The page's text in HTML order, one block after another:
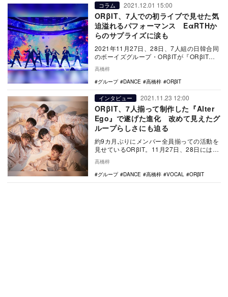
コラム 2021.12.01 15:00
ORβIT、7人での初ライブで見せた気
迫溢れるパフォーマンス EαRTHか
らのサプライズに涙も
2021年11月27日、28日、7人組の日韓合同
のボーイズグループ・ORβITが『ORβIT
THE FIRST ONLINE …
高橋梓
グループ
DANCE 高橋梓 ORβIT
インタビュー 2021.11.23 12:00
ORβIT、7人揃って制作した『Alter
Ego』で遂げた進化 改めて見えたグ
ループらしさにも迫る
約9カ月ぶりにメンバー全員揃っての活動を
見せているORβIT。11月27日、28日には初
のオンラインライブ『With』も開催し、…
高橋梓
グループ
DANCE 高橋梓 VOCAL ORβIT